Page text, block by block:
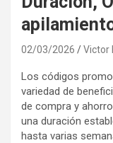
02/03/2026 Victor
Los códigos
variedad de
de compra y
una duración
hasta varias